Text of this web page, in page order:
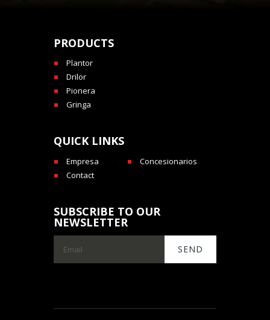
PRODUCTS
Plantor
Drilor
Pionera
Gringa
QUICK LINKS
Empresa
Concesionarios
Contact
SUBSCRIBE TO OUR
NEWSLETTER